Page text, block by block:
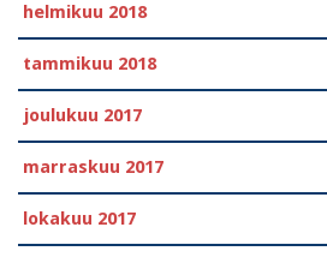
helmikuu 2018
tammikuu 2018
joulukuu 2017
marraskuu 2017
lokakuu 2017